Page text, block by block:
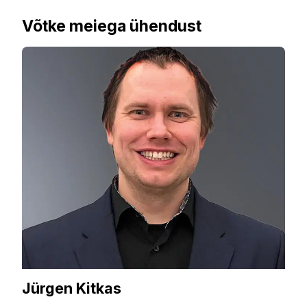
Võtke meiega ühendust
Jürgen Kitkas